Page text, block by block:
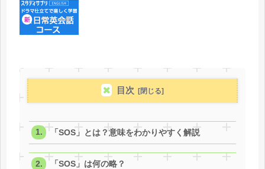
目次
「SOS」とは？意味をわかりやすく解説
「SOS」は何の略？